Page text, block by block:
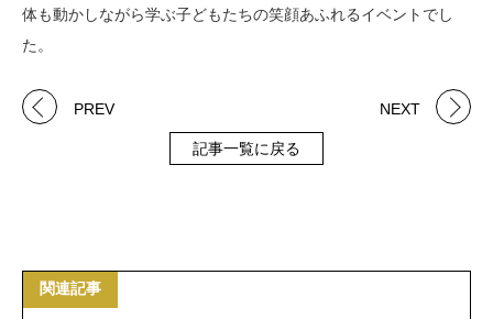
体も動かしながら学ぶ子どもたちの笑顔あふれるイベントでし
た。
PREV
記事一覧に戻る
NEXT
関連記事